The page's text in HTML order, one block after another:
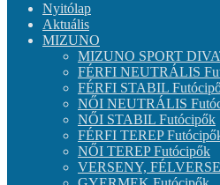
Nyitólap
Aktuális
MIZUNO
MIZUNO SPORT
FÉRFI NEUTRÁLIS
FÉRFI STABIL
NŐI NEUTRÁLIS
NŐI STABIL Futócipők
FÉRFI TEREP
NŐI TEREP Futócipők
VERSENY,